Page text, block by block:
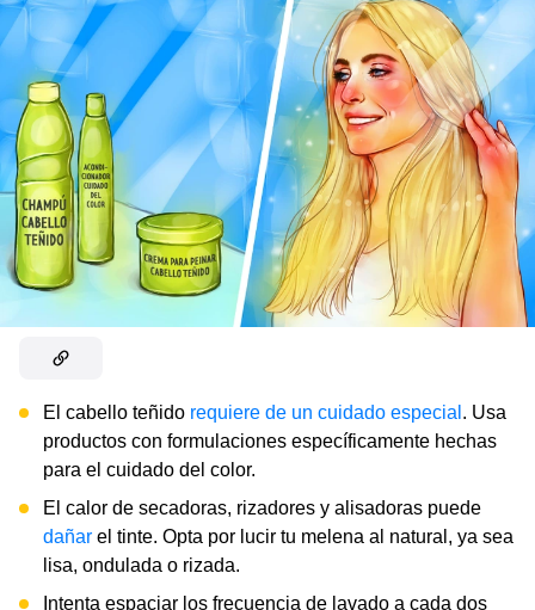
El cabello teñido requiere de un cuidado especial . Usa
productos con formulaciones específicamente hechas
para el cuidado del color.
El calor de secadoras, rizadores y alisadoras puede
dañar el tinte. Opta por lucir tu melena al natural, ya sea
lisa, ondulada o rizada.
Intenta espaciar los frecuencia de lavado a cada dos